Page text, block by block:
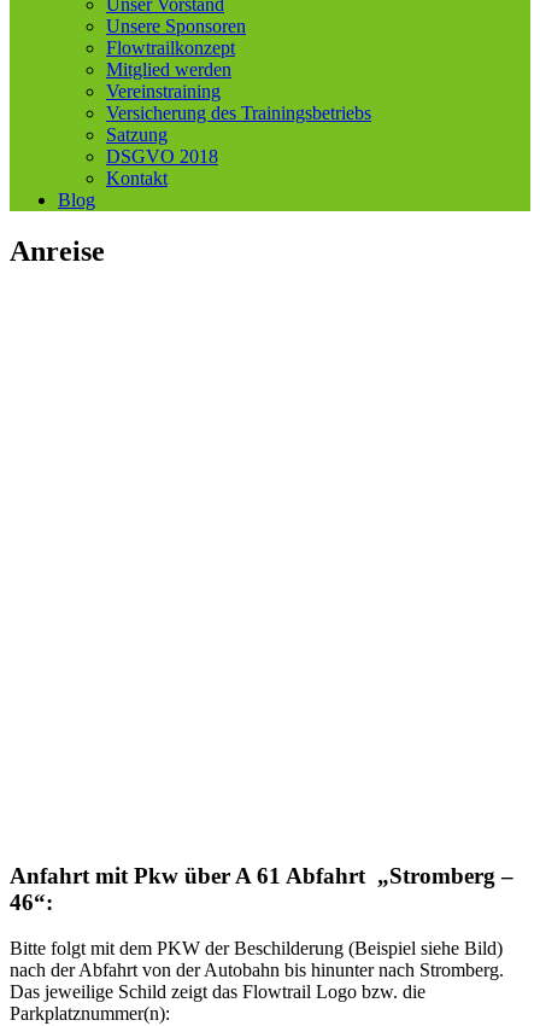
Unser Vorstand
Unsere Sponsoren
Flowtrailkonzept
Mitglied werden
Vereinstraining
Versicherung des Trainingsbetriebs
Satzung
DSGVO 2018
Kontakt
Blog
Anreise
Anfahrt mit Pkw über A 61 Abfahrt „Stromberg –
46“:
Bitte folgt mit dem PKW der Beschilderung (Beispiel siehe Bild)
nach der Abfahrt von der Autobahn bis hinunter nach Stromberg.
Das jeweilige Schild zeigt das Flowtrail Logo bzw. die
Parkplatznummer(n):